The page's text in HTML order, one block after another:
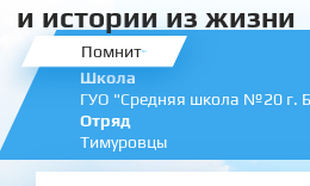
и истории из жизни
Помнит
Школа
ГУО "Средняя школа №20 г.
Отряд
Тимуровцы